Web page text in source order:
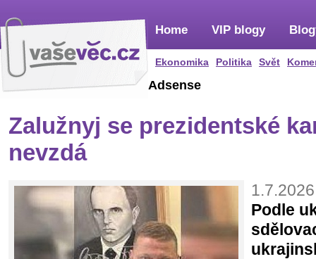
Home
Ekonomika Politika Svět
VIP blogy
Adsense
Zalužnyj se prezidentské
nevzdá
Podle